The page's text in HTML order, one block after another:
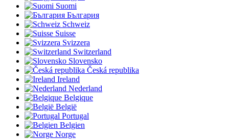
Suomi
България
Schweiz
Suisse
Svizzera
Switzerland
Slovensko
Česká republika
Ireland
Nederland
Belgique
België
Portugal
Belgien
Norge